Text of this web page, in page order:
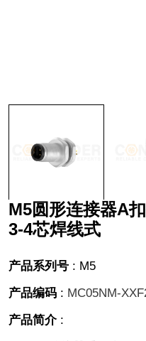
M5圆形连接器A
3-4芯焊线式
产品系列号 : M5
产品编码 : MC05NM-
产品简介: